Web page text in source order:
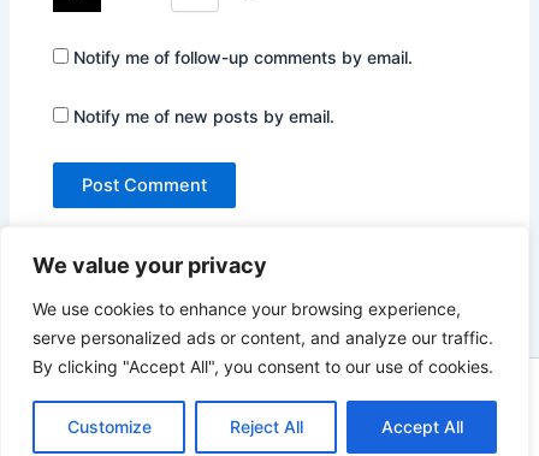
We value your privacy
We use cookies to enhance your browsing experience,
serve personalized ads or content, and analyze our traffic.
By clicking "Accept All", you consent to our use of cookies.
Customize Reject All Accept All
Notify me of follow-up comments by email.
Notify me of new posts by email.
Copyright © 2026 Not Only Hollywood | Powered byAstra
WordPress Theme